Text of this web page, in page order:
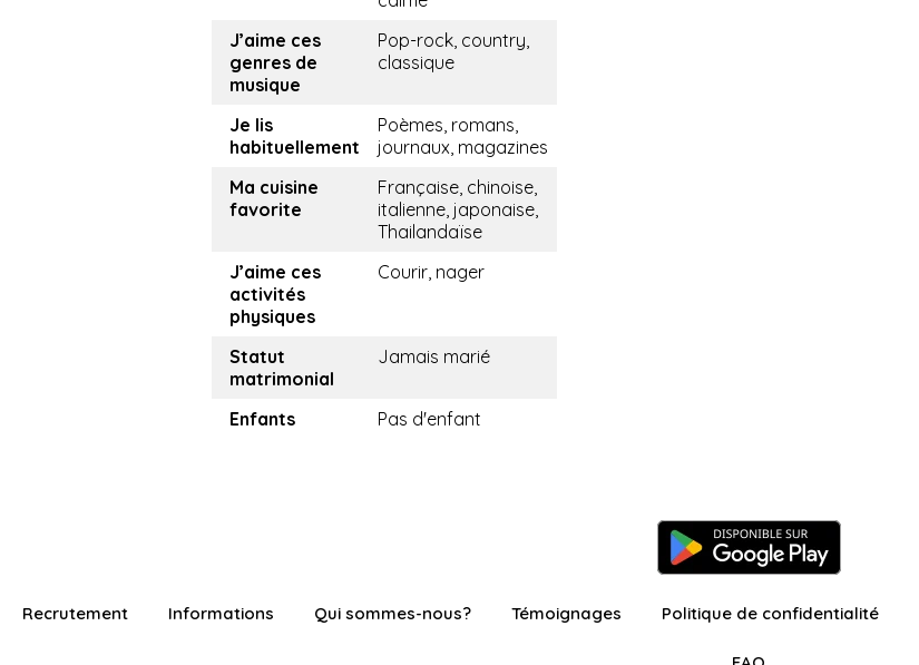
J’aime ces
genres de
musique
Pop-rock, country,
classique
Je lis
habituellement
Poèmes, romans,
journaux, magazines
Ma cuisine
favorite
Française, chinoise,
italienne, japonaise,
Thailandaïse
J’aime ces
activités
physiques
Courir, nager
Statut
matrimonial
Jamais marié
Enfants Pas d'enfant
Recrutement Informations Qui sommes-nous? Témoignages Politique de confidentialité